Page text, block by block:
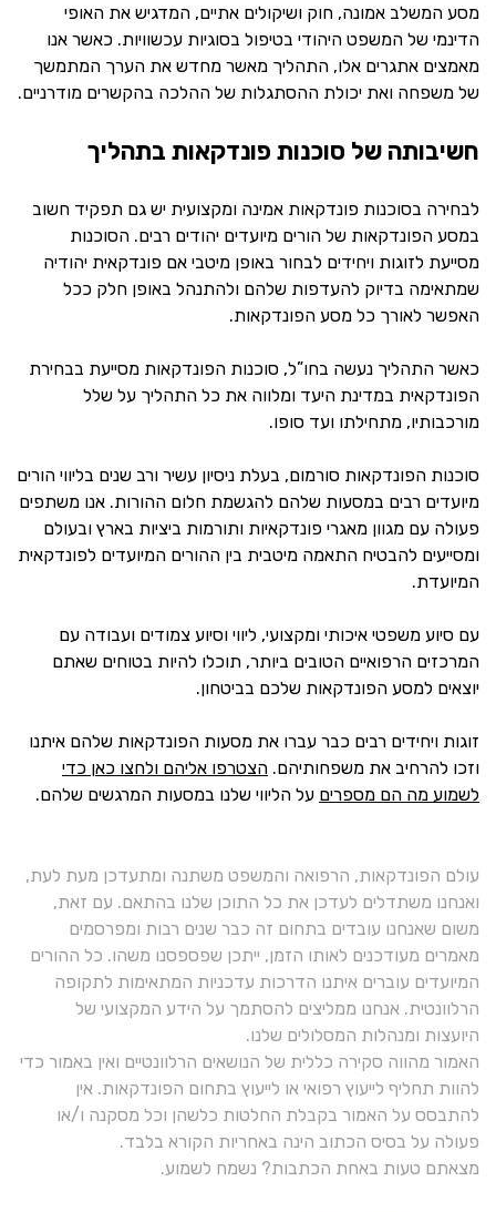
מסע המשלב אמונה, חוק ושיקולים אתיים, המדגיש את האופי
הדינמי של המשפט היהודי בטיפול בסוגיות עכשוויות. כאשר אנו
מאמצים אתגרים אלו, התהליך מאשר מחדש את הערך המתמשך
של משפחה ואת יכולת ההסתגלות של ההלכה בהקשרים מודרניים.
חשיבותה של סוכנות פונדקאות בתהליך
לבחירה בסוכנות פונדקאות אמינה ומקצועית יש גם תפקיד חשוב
במסע הפונדקאות של הורים מיועדים יהודים רבים. הסוכנות
מסייעת לזוגות ויחידים לבחור באופן מיטבי אם פונדקאית יהודיה
שמתאימה בדיוק להעדפות שלהם ולהתנהל באופן חלק ככל
האפשר לאורך כל מסע הפונדקאות.
כאשר התהליך נעשה בחו”ל, סוכנות הפונדקאות מסייעת בבחירת
הפונדקאית במדינת היעד ומלווה את כל התהליך על שלל
מורכבותיו, מתחילתו ועד סופו.
סוכנות הפונדקאות סורמום, בעלת ניסיון עשיר ורב שנים בליווי הורים
מיועדים רבים במסעות שלהם להגשמת חלום ההורות. אנו משתפים
פעולה עם מגוון מאגרי פונדקאיות ותורמות ביציות בארץ ובעולם
ומסייעים להבטיח התאמה מיטבית בין ההורים המיועדים לפונדקאית
המיועדת.
עם סיוע משפטי איכותי ומקצועי, ליווי וסיוע צמודים ועבודה עם
המרכזים הרפואיים הטובים ביותר, תוכלו להיות בטוחים שאתם
יוצאים למסע הפונדקאות שלכם בביטחון.
זוגות ויחידים רבים כבר עברו את מסעות הפונדקאות שלהם איתנו
וזכו להרחיב את משפחותיהם. הצטרפו אליהם ולחצו כאן כדי
לשמוע מה הם מספרים על הליווי שלנו במסעות המרגשים שלהם.
עולם הפונדקאות, הרפואה והמשפט משתנה ומתעדכן מעת לעת,
ואנחנו משתדלים לעדכן את כל התוכן שלנו בהתאם. עם זאת,
משום שאנחנו עובדים בתחום זה כבר שנים רבות ומפרסמים
מאמרים מעודכנים לאותו הזמן, ייתכן שפספסנו משהו. כל ההורים
המיועדים עוברים איתנו הדרכות עדכניות המתאימות לתקופה
הרלוונטית. אנחנו ממליצים להסתמך על הידע המקצועי של
היועצות ומנהלות המסלולים שלנו.
האמור מהווה סקירה כללית של הנושאים הרלוונטיים ואין באמור כדי
להוות תחליף לייעוץ רפואי או לייעוץ בתחום הפונדקאות. אין
להתבסס על האמור בקבלת החלטות כלשהן וכל מסקנה ו/או
פעולה על בסיס הכתוב הינה באחריות הקורא בלבד.
מצאתם טעות באחת הכתבות? נשמח לשמוע.